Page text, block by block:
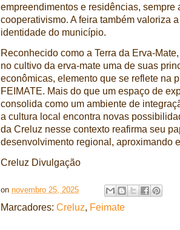
empreendimentos e residências,
cooperativismo. A feira também valoriza
identidade do município.
Reconhecido como a Terra da Erva-
no cultivo da erva-mate uma de suas
econômicas, elemento que se reflete na
FEIMATE. Mais do que um espaço de
consolida como um ambiente de
a cultura local encontra novas
da Creluz nesse contexto reafirma seu
desenvolvimento regional, aproximando
Creluz Divulgação
on novembro 25, 2025
Marcadores: Creluz, Feimate